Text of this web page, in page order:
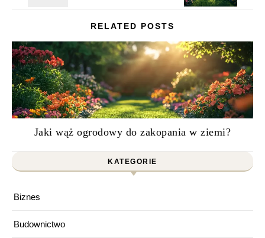
RELATED POSTS
Jaki wąż ogrodowy do zakopania w ziemi?
KATEGORIE
Biznes
Budownictwo